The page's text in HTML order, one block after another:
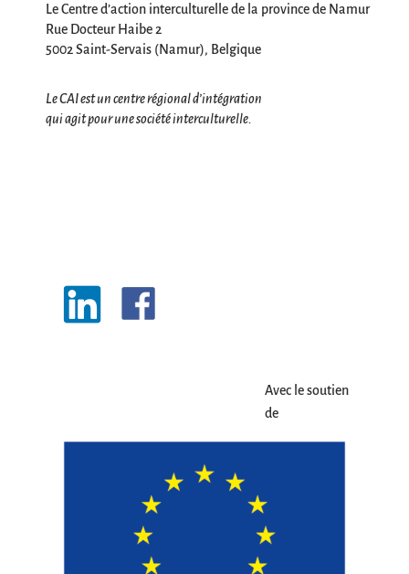
Le Centre d’action interculturelle de la province de Namur
Rue Docteur Haibe 2
5002 Saint-Servais (Namur), Belgique
Le CAI est un centre régional d’intégration
qui agit pour une société interculturelle.
Avec le soutien
de